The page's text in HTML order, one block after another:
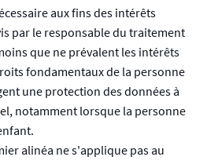
aux fins des intérêts
par le responsable du traitement
que ne prévalent les intérêts
fondamentaux de la personne
une protection des données à
notamment lorsque la personne
alinéa ne s'applique pas au